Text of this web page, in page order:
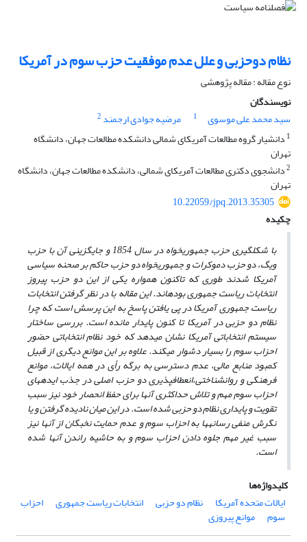
نظام دوحزبی و علل عدم موفقیت حزب سوم در آمریکا
نوع مقاله : مقاله پژوهشی
نویسندگان
سید محمد علی موسوی
1 مرضیه جوادی ارجمند 2
1 دانشیار گروه مطالعات آمریکای شمالی دانشکده مطالعات جهان، دانشگاه
تهران
2دانشجوی دکتری مطالعات آمریکای شمالی، دانشکده مطالعات جهان، دانشگاه
تهران
10.22059/jpq.2013.35305
چکیده
با شکل­گیری حزب جمهوری­خواه در سال 1854 و جایگزینی آن با حزب
ویگ، دو حزب دموکرات و جمهوری­خواه دو حزب حاکم بر صحنه سیاسی
آمریکا شدند طوری که تاکنون همواره یکی از این دو حزب پیروز
انتخابات ریاست جمهوری بوده­اند. این مقاله با در نظر گرفتن انتخابات
ریاست جمهوری آمریکا در پی یافتن پاسخ به این پرسش است که چرا
نظام دو حزبی در آمریکا تا کنون پایدار مانده است. بررسی ساختار
سیستم انتخاباتی آمریکا نشان می­دهد که خود نظام انتخاباتی حضور
احزاب سوم را بسیار دشوار می­کند. علاوه بر این موانع دیگری از قبیل
کمبود منابع مالی، عدم دسترسی به برگه رأی در همه ایالات، موانع
فرهنگی و روان­شناختی،انعطاف­پذیری دو حزب اصلی در جذب ایده­های
احزاب سوم مهم و تلاش حداکثری آن­ها برای حفظ انحصار خود نیز سبب
تقویت و پایداری نظام دو حزبی شده است. در این میان نادیده گرفتن و یا
نگرش منفی رسانه­ها به احزاب سوم و عدم حمایت نخبگان از آن­ها نیز
سبب غیر مهم جلوه دادن احزاب سوم و به حاشیه راندن آن­ها شده
است.
کلیدواژه‌ها
ایالات متحده آمریکا
نظام دو حزبی انتخابات ریاست جمهوری احزاب
سوم موانع پیروزی